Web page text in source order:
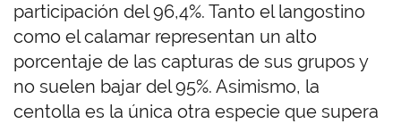
participación del 96,4%. Tanto el langostino
como el calamar representan un alto
porcentaje de las capturas de sus grupos y
no suelen bajar del 95%. Asimismo, la
centolla es la única otra especie que supera